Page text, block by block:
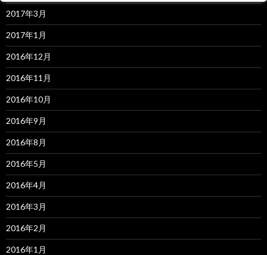
2017年3月
2017年1月
2016年12月
2016年11月
2016年10月
2016年9月
2016年8月
2016年5月
2016年4月
2016年3月
2016年2月
2016年1月